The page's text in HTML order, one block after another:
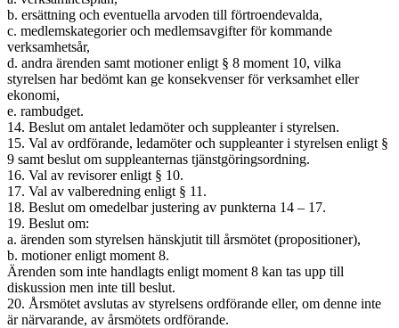
b. ersättning och eventuella arvoden till förtroendevalda,
c. medlemskategorier och medlemsavgifter för kommande
verksamhetsår,
d. andra ärenden samt motioner enligt § 8 moment 10, vilka
styrelsen har bedömt kan ge konsekvenser för verksamhet eller
ekonomi,
e. rambudget.
14. Beslut om antalet ledamöter och suppleanter i styrelsen.
15. Val av ordförande, ledamöter och suppleanter i styrelsen enligt §
9 samt beslut om suppleanternas tjänstgöringsordning.
16. Val av revisorer enligt § 10.
17. Val av valberedning enligt § 11.
18. Beslut om omedelbar justering av punkterna 14 – 17.
19. Beslut om:
a. ärenden som styrelsen hänskjutit till årsmötet (propositioner),
b. motioner enligt moment 8.
Ärenden som inte handlagts enligt moment 8 kan tas upp till
diskussion men inte till beslut.
20. Årsmötet avslutas av styrelsens ordförande eller, om denne inte
är närvarande, av årsmötets ordförande.